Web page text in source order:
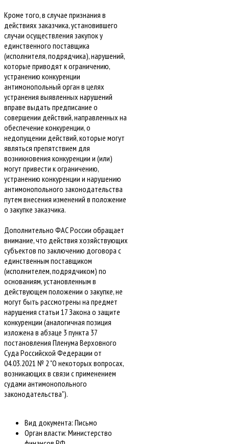
Кроме того, в случае признания в
действиях заказчика, установившего
случаи осуществления закупок у
единственного поставщика
(исполнителя, подрядчика), нарушений,
которые приводят к ограничению,
устранению конкуренции
антимонопольный орган в целях
устранения выявленных нарушений
вправе выдать предписание о
совершении действий, направленных на
обеспечение конкуренции, о
недопущении действий, которые могут
являться препятствием для
возникновения конкуренции и (или)
могут привести к ограничению,
устранению конкуренции и нарушению
антимонопольного законодательства
путем внесения изменений в положение
о закупке заказчика.
Дополнительно ФАС России обращает
внимание, что действия хозяйствующих
субъектов по заключению договора с
единственным поставщиком
(исполнителем, подрядчиком) по
основаниям, установленным в
действующем положении о закупке, не
могут быть рассмотрены на предмет
нарушения статьи 17 Закона о защите
конкуренции (аналогичная позиция
изложена в абзаце 3 пункта 37
постановления Пленума Верховного
Суда Российской Федерации от
04.03.2021 № 2 "О некоторых вопросах,
возникающих в связи с применением
судами антимонопольного
законодательства").
Вид документа: Письмо
Орган власти: Министерство